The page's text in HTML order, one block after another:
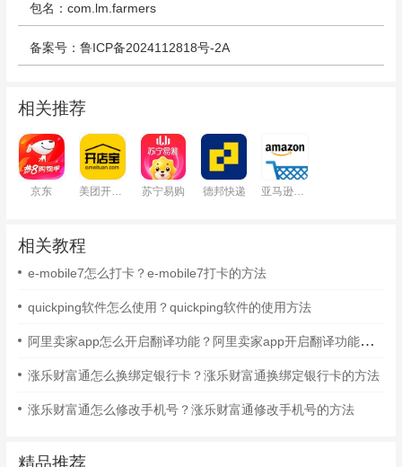
包名：com.lm.farmers
备案号：鲁ICP备2024112818号-2A
相关推荐
京东 美团开店宝 苏宁易购 德邦快递 亚马逊购物
相关教程
e-mobile7怎么打卡？e-mobile7打卡的方法
quickping软件怎么使用？quickping软件的使用方法
阿里卖家app怎么开启翻译功能？阿里卖家app开启翻译功能的方法
涨乐财富通怎么换绑定银行卡？涨乐财富通换绑定银行卡的方法
涨乐财富通怎么修改手机号？涨乐财富通修改手机号的方法
精品推荐